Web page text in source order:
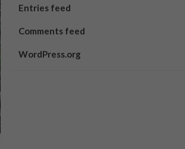
Entries feed
Comments feed
WordPress.org